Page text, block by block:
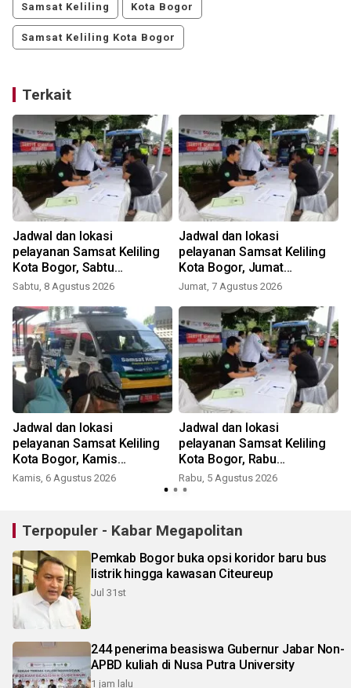
Samsat Keliling Kota Bogor
Samsat Keliling Kota Bogor
Terkait
Jadwal dan lokasi
pelayanan Samsat Keliling
Kota Bogor, Sabtu
(8/8/2026)
Sabtu, 8 Agustus 2026
Jadwal dan lokasi
pelayanan Samsat Keliling
Kota Bogor, Jumat
(7/8/2026)
Jumat, 7 Agustus 2026
Jadwal dan lokasi
pelayanan Samsat Keliling
Kota Bogor, Kamis
(5/8/2026)
Kamis, 6 Agustus 2026
Jadwal dan lokasi
pelayanan Samsat Keliling
Kota Bogor, Rabu
(4/8/2026)
Rabu, 5 Agustus 2026
Terpopuler - Kabar Megapolitan
Pemkab Bogor buka opsi koridor baru bus
listrik hingga kawasan Citeureup
Jul 31st
244 penerima beasiswa Gubernur Jabar Non-
APBD kuliah di Nusa Putra University
1 jam lalu